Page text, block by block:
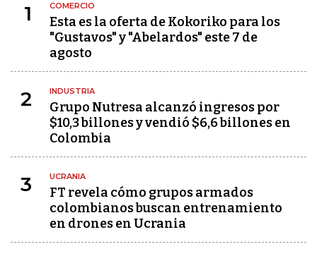
1 COMERCIO
Esta es la oferta de Kokoriko para los
"Gustavos" y "Abelardos" este 7 de
agosto
2 INDUSTRIA
Grupo Nutresa alcanzó ingresos por
$10,3 billones y vendió $6,6 billones en
Colombia
3 UCRANIA
FT revela cómo grupos armados
colombianos buscan entrenamiento
en drones en Ucrania